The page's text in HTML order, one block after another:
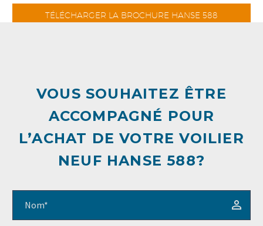
TÉLÉCHARGER LA BROCHURE HANSE 588
VOUS SOUHAITEZ ÊTRE
ACCOMPAGNÉ POUR
L’ACHAT DE VOTRE VOILIER
NEUF HANSE 588?